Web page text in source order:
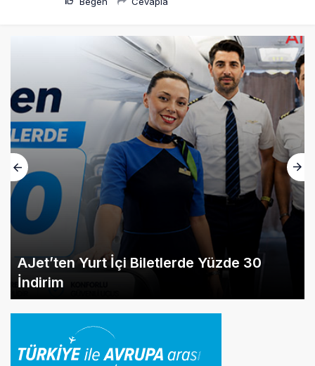
AJet’ten Yurt İçi Biletlerde Yüzde 30
İndirim